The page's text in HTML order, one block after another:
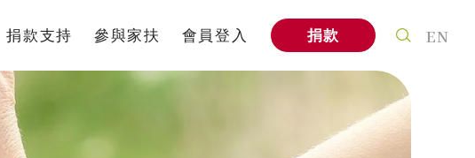
捐款支持
捐款專案
捐款方式
參與家扶
個人參與
會員登入 捐款 EN